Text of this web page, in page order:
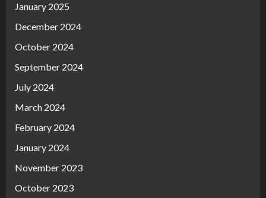
January 2025
December 2024
October 2024
September 2024
July 2024
March 2024
February 2024
January 2024
November 2023
October 2023